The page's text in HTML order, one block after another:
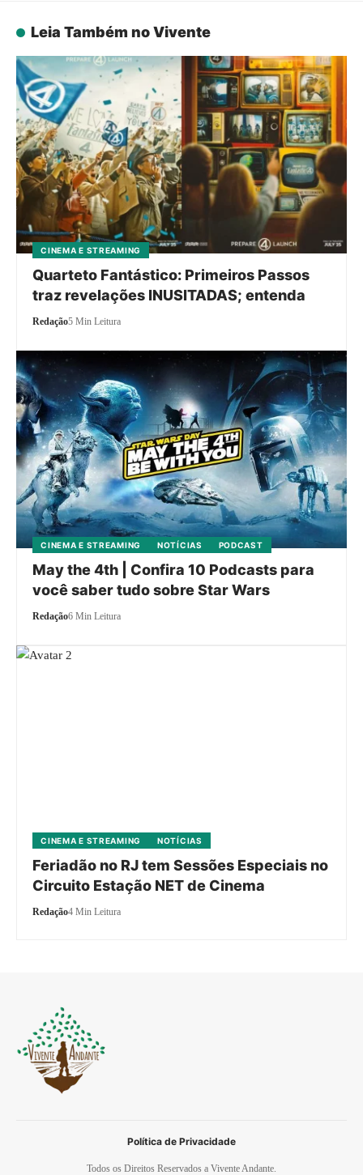
Leia Também no Vivente
CINEMA E STREAMING
Quarteto Fantástico: Primeiros Passos
traz revelações INUSITADAS; entenda
Redação5 Min Leitura
CINEMA E STREAMING NOTÍCIAS PODCAST
May the 4th | Confira 10 Podcasts para
você saber tudo sobre Star Wars
Redação6 Min Leitura
CINEMA E STREAMING NOTÍCIAS
Feriadão no RJ tem Sessões Especiais no
Circuito Estação NET de Cinema
Redação4 Min Leitura
Todos os Direitos Reservados a Vivente Andante.
Política de Privacidade